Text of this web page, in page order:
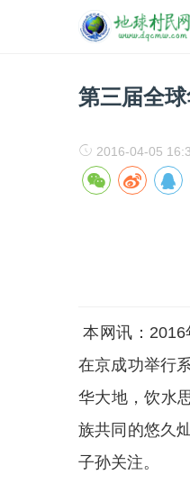
第三届全
2016-04-05
本网讯：
在京成功举行
华大地，饮水
族共同的悠久
子孙关注。